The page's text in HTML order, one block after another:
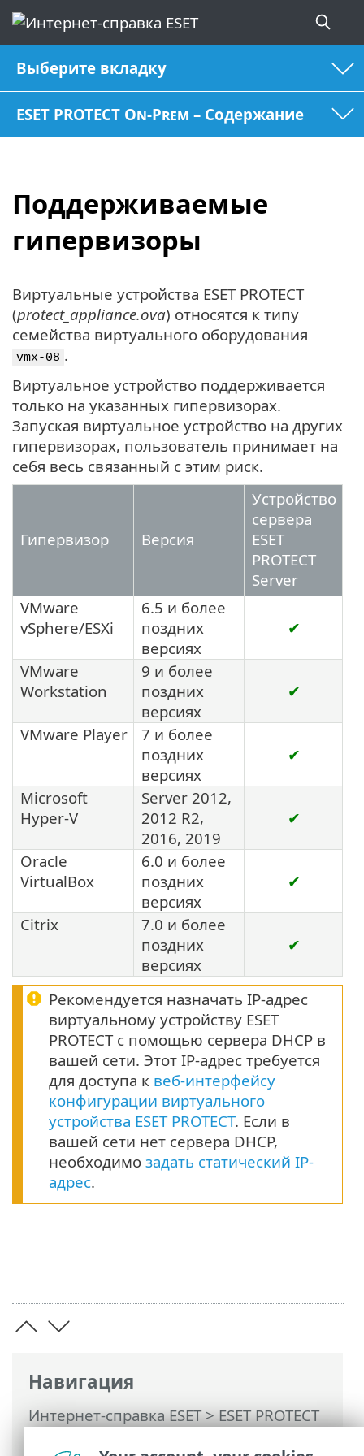
Выберите вкладку
ESET PROTECT On-Prem – Содержание
Поддерживаемые
гипервизоры
Навигация
Интернет-справка ESET>ESET PROTECT
Виртуальные устройства ESET PROTECT
(protect_appliance.ova) относятся к типу
семейства виртуального оборудования
vmx-08 .
Виртуальное устройство поддерживается
только на указанных гипервизорах.
Запуская виртуальное устройство на других
гипервизорах, пользователь принимает на
себя весь связанный с этим риск.
Гипервизор Версия
Устройство
сервера
ESET
PROTECT
Server
VMware
vSphere/ESXi
6.5 и более
поздних
версиях
✔
VMware
Workstation
9 и более
поздних
версиях
✔
VMware Player
7 и более
поздних
версиях
✔
Microsoft
Hyper-V
Server 2012,
2012 R2,
2016, 2019
✔
Oracle
VirtualBox
6.0 и более
поздних
версиях
✔
Citrix
7.0 и более
поздних
версиях
✔
Рекомендуется назначать IP-адрес
виртуальному устройству ESET
PROTECT с помощью сервера DHCP в
вашей сети. Этот IP-адрес требуется
для доступа к веб-интерфейсу
конфигурации виртуального
устройства ESET PROTECT. Если в
вашей сети нет сервера DHCP,
необходимо задать статический IP-
адрес.